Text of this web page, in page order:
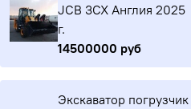
JCB 3CX Англия 2025
г.
14500000 руб
Экскаватор погрузчик